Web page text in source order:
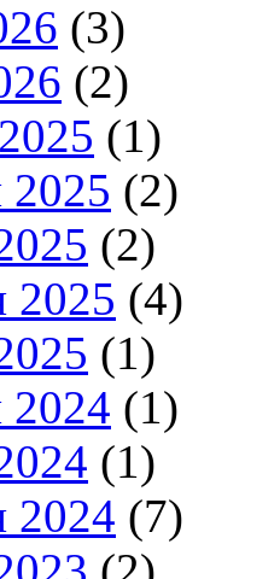
(3)
(2)
(1)
2025 (2)
(2)
2025 (4)
(1)
2024 (1)
(1)
2024 (7)